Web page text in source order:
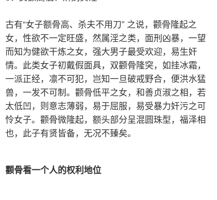
古有“女子额骨高、杀夫不用刀” 之说，颧骨隆起之
女，性欲不一定旺盛，然属淫之类，面刑凶暴，一望
而知为健欲干炼之女，强大男子最受欢迎，易生奸
情。此类女子初戴假面具，双颧骨隆突，如挂冰霜，
一派正经，凛不可犯，岂知一旦破戒野合，便洪水猛
兽，一发不可制。颧骨低平之女，和善贞淑之相，若
太低凹，则意志薄弱，易于屈服，易受暴力奸污之可
怜女子。颧骨微隆起，额头部分呈混圆珠型，福泽相
也，此子有贤皆备，无况不臻矣。
颧骨看一个人的权利地位